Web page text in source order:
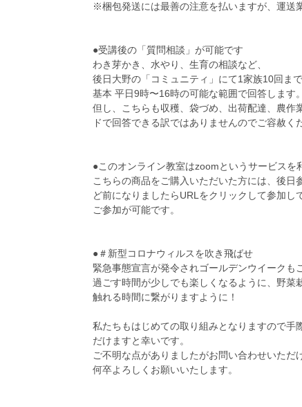
※梱包発送には最善の注意を払いますが、運送
●受講後の「質問相談」が可能です
わき芽かき、水やり、生育の相談など、
後日大野の「コミュニティ」にて1家族10回ま
基本 平日9時〜16時の可能な範囲で回答します。
但し、こちらも収穫、袋づめ、出荷配達、農
ドで回答できる訳ではありませんのでご容赦く
●このオンライン教室はzoomというサービスを
こちらの商品をご購入いただいた方には、後
ど前になりましたらURLをクリックして参加
ご参加が可能です。
●＃新型コロナウィルスを吹き飛ばせ
緊急事態宣言が発令されゴールデンウイーク
過ごす時間が少しでも楽しくなるように、野菜
触れる時間に繋がりますように！
私たちもはじめての取り組みとなりますので手
だけますと幸いです。
ご不明な点がありましたがお問い合わせいただ
何卒よろしくお願いいたします。